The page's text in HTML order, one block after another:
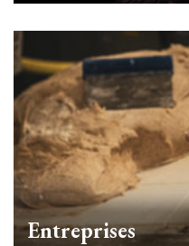
Entreprises